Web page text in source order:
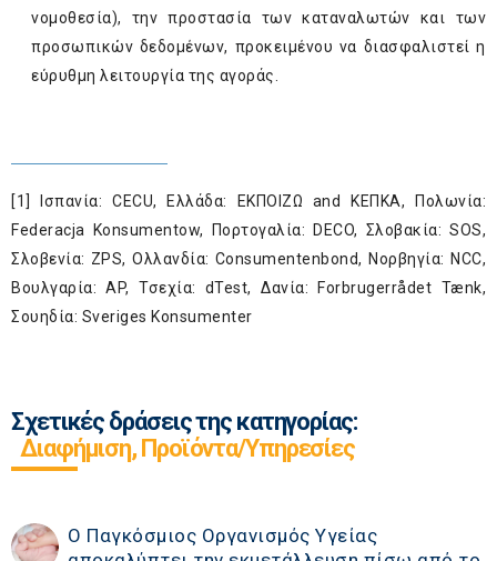
νομοθεσία), την προστασία των καταναλωτών και των
προσωπικών δεδομένων, προκειμένου να διασφαλιστεί η
εύρυθμη λειτουργία της αγοράς.
[1]
Ισπανία: CECU, Ελλάδα: ΕΚΠΟΙΖΩ and KEΠKA, Πολωνία:
Federacja Konsumentow, Πορτογαλία: DECO, Σλοβακία: SOS,
Σλοβενία: ZPS, Ολλανδία: Consumentenbond, Νορβηγία: NCC,
Βουλγαρία: AP, Τσεχία: dTest, Δανία: Forbrugerrådet Tænk,
Σουηδία: Sveriges Konsumenter
Σχετικές δράσεις της κατηγορίας:
Διαφήμιση, Προϊόντα/Υπηρεσίες
O Παγκόσμιος Οργανισμός Υγείας